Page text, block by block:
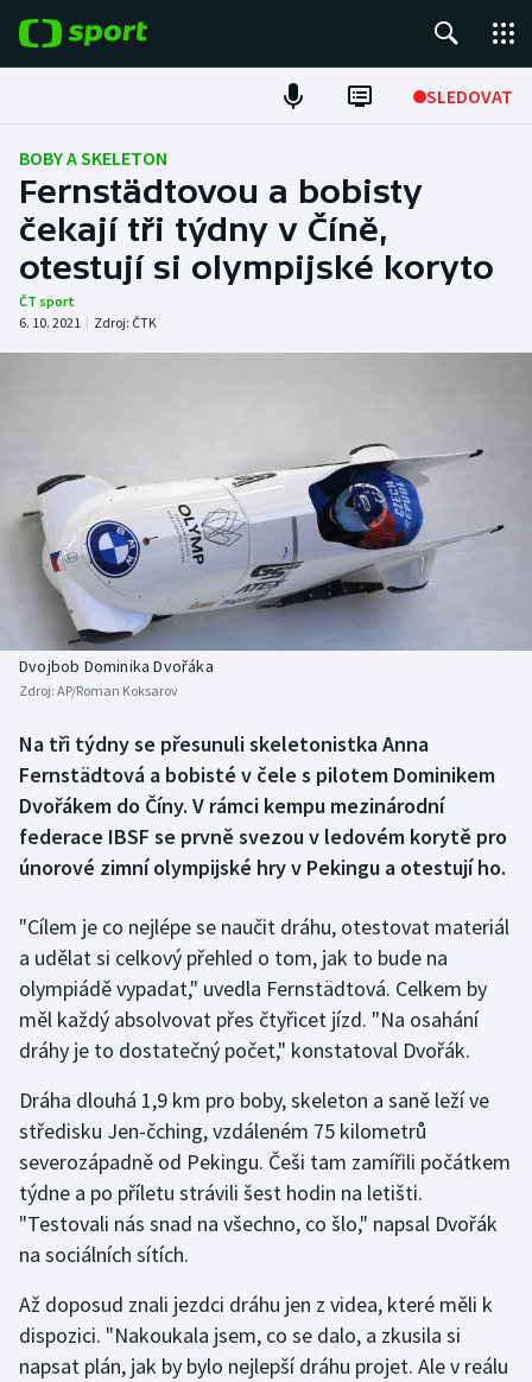
SLEDOVAT
Fotbal
Hokej
Tenis
Atletika
Americký fotbal
Baseball a softbal
Basketbal
Biatlon
Box
Curling
Florbal
Futsal
Golf
Gymnastika
Házená
Jezdectví
Krasobruslení
NEPŘEHLÉDNĚTE
Soutěže
Historické návraty
Aplikace ČT sport
BOBY A SKELETON
Fernstädtovou a bobisty
čekají tři týdny v Číně,
otestují si olympijské koryto
ČT sport
6. 10. 2021 | Zdroj: ČTK
Dvojbob Dominika Dvořáka
Zdroj: AP/Roman Koksarov
Na tři týdny se přesunuli skeletonistka Anna
Fernstädtová a bobisté v čele s pilotem Dominikem
Dvořákem do Číny. V rámci kempu mezinárodní
federace IBSF se prvně svezou v ledovém korytě pro
únorové zimní olympijské hry v Pekingu a otestují ho.
"Cílem je co nejlépe se naučit dráhu, otestovat materiál
a udělat si celkový přehled o tom, jak to bude na
olympiádě vypadat," uvedla Fernstädtová. Celkem by
měl každý absolvovat přes čtyřicet jízd. "Na osahání
dráhy je to dostatečný počet," konstatoval Dvořák.
Dráha dlouhá 1,9 km pro boby, skeleton a saně leží ve
středisku Jen-čching, vzdáleném 75 kilometrů
severozápadně od Pekingu. Češi tam zamířili počátkem
týdne a po příletu strávili šest hodin na letišti.
"Testovali nás snad na všechno, co šlo," napsal Dvořák
na sociálních sítích.
Až doposud znali jezdci dráhu jen z videa, které měli k
dispozici. "Nakoukala jsem, co se dalo, a zkusila si
napsat plán, jak by bylo nejlepší dráhu projet. Ale v reálu